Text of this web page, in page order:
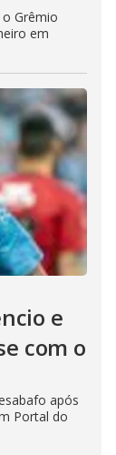
Grêmio
em
e
com o
após
Portal do